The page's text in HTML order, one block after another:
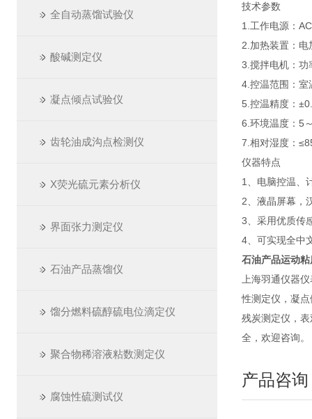
全自动蒸馏试验仪
酸碱测定仪
凝点倾点试验仪
齿轮油成沟点检测仪
X荧光硫元素分析仪
界面张力测定仪
石油产品蒸馏仪
馏分燃料硫醇硫电位滴定仪
聚合物稀溶液粘数测定仪
腐蚀性硫测试仪
技术参数
1.工作电源：
2.加热装置：电
3.搅拌电机：功
4.控温范围：
5.控温精度：
6.环境温度：5
7.相对湿度：
仪器特点
1、电脑控温、
2、液晶屏幕，
3、采用优质传
4、可实现全中
石油产品运动
上海羽通仪器
性测定仪，凝
残炭测定仪，
全，欢迎咨询。
产品咨询